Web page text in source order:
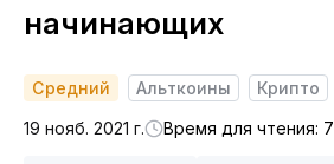
начинающих
Средний Альткоины
Крипто
19 нояб. 2021 г.
Время для чтения: 7